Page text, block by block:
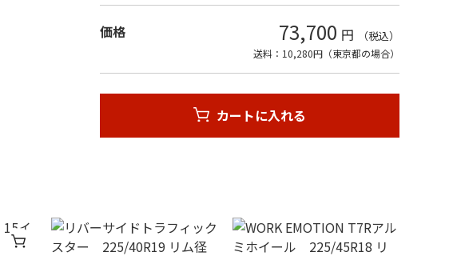
価格 73,700 円 （税込）
送料：10,280円（東京都の場合）
カートに入れる